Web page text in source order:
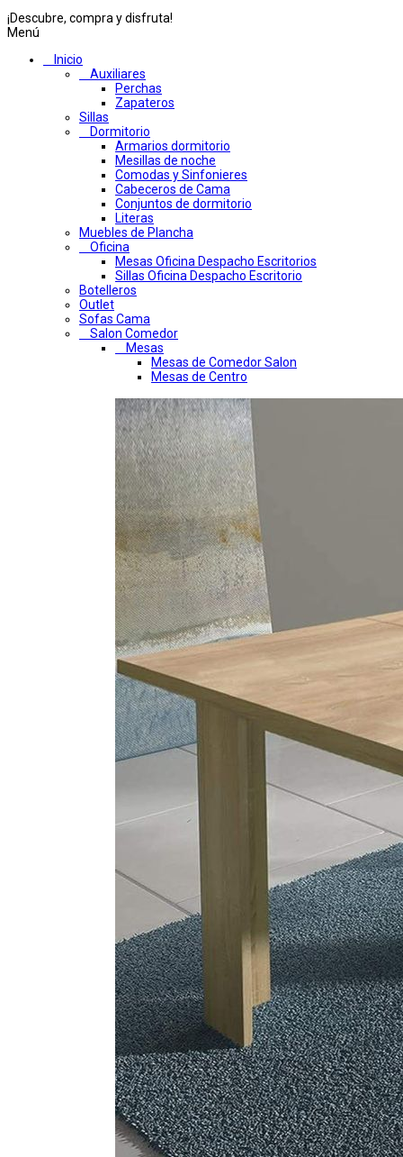
¡Descubre, compra y disfruta!
Menú
Inicio
Auxiliares
Perchas
Zapateros
Sillas
Dormitorio
Armarios dormitorio
Mesillas de noche
Comodas y Sinfonieres
Cabeceros de Cama
Conjuntos de dormitorio
Literas
Muebles de Plancha
Oficina
Mesas Oficina Despacho Escritorios
Sillas Oficina Despacho Escritorio
Botelleros
Outlet
Sofas Cama
Salon Comedor
Mesas
Mesas de Comedor Salon
Mesas de Centro